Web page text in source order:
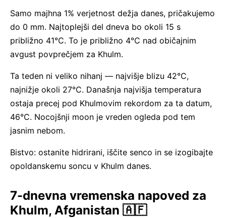
Samo majhna 1% verjetnost dežja danes, pričakujemo
do 0 mm. Najtoplejši del dneva bo okoli 15 s
približno 41°C. To je približno 4°C nad običajnim
avgust povprečjem za Khulm.
Ta teden ni veliko nihanj — najvišje blizu 42°C,
najnižje okoli 27°C. Današnja najvišja temperatura
ostaja precej pod Khulmovim rekordom za ta datum,
46°C. Nocojšnji moon je vreden ogleda pod tem
jasnim nebom.
Bistvo: ostanite hidrirani, iščite senco in se izogibajte
opoldanskemu soncu v Khulm danes.
7-dnevna vremenska napoved za
Khulm, Afganistan 🇦🇫